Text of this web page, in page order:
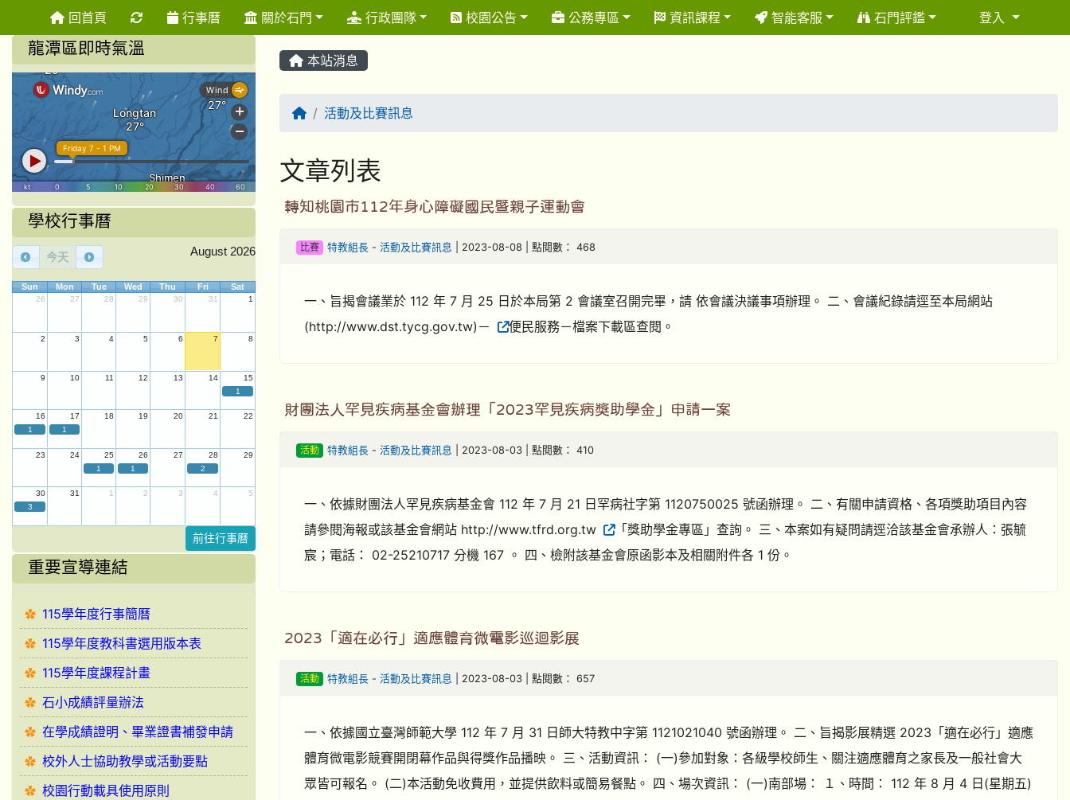
回首頁 重新取得佈景設定
行事曆 關於石門 行政團隊 校園公告 公務專區 資訊課程 智能客服 石門評鑑 登入
本站消息
回首頁活動及比賽訊息
文章列表
轉知桃園市112年身心障礙國民暨親子運動會
比賽 特教組長- 活動及比賽訊息 | 2023-08-08 | 點閱數： 468
一、旨揭會議業於 112 年 7 月 25 日於本局第 2 會議室召開完畢，請 依會議決議事項辦理。 二、會議紀錄請逕至本局網站
(http://www.dst.tycg.gov.tw)－
便民服務－檔案下載區查閱。
財團法人罕見疾病基金會辦理「2023罕見疾病獎助學金」申請一案
活動 特教組長- 活動及比賽訊息 | 2023-08-03 | 點閱數： 410
一、依據財團法人罕見疾病基金會 112 年 7 月 21 日罕病社字第 1120750025 號函辦理。 二、有關申請資格、各項獎助項目內容
請參閱海報或該基金會網站 http://www.tfrd.org.tw
「獎助學金專區」查詢。 三、本案如有疑問請逕洽該基金會承辦人：張毓
宸；電話： 02-25210717 分機 167 。 四、檢附該基金會原函影本及相關附件各 1 份。
2023「適在必行」適應體育微電影巡迴影展
活動 特教組長- 活動及比賽訊息 | 2023-08-03 | 點閱數： 657
一、依據國立臺灣師範大學 112 年 7 月 31 日師大特教中字第 1121021040 號函辦理。 二、旨揭影展精選 2023「適在必行」適應
體育微電影競賽開閉幕作品與得獎作品播映。 三、活動資訊： (一)參加對象：各級學校師生、關注適應體育之家長及一般社會大
眾皆可報名。 (二)本活動免收費用，並提供飲料或簡易餐點。 四、場次資訊： (一)南部場： １、時間： 112 年 8 月 4 日(星期五)
龍潭區即時氣溫
學校行事曆
今天 August 2026
Sun Mon Tue Wed Thu Fri Sat
26 27 28 29 30 31 1
2 3 4 5 6 7 8
9 10 11 12 13 14
15
1
16 17 18 19 20 21
22
1
1
23 24 25 26 27 28
29
1
1 2
30 31 1 2 3 4
5
3
前往行事曆
重要宣導連結
115學年度行事簡曆
115學年度教科書選用版本表
115學年度課程計畫
石小成績評量辦法
在學成績證明、畢業證書補發申請
校外人士協助教學或活動要點
校園行動載具使用原則